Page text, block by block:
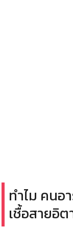
ทำไม คนอ
เชื้อสายอิต